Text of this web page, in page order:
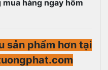
hàng ngay hôm
sản phẩm hơn tại